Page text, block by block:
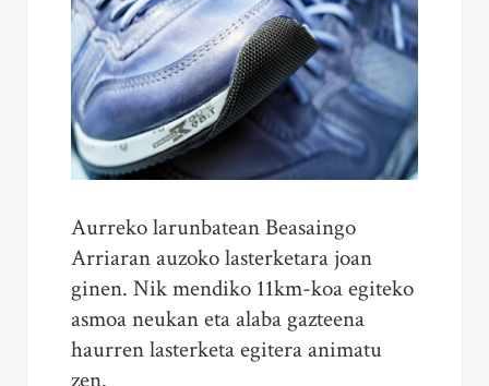
Aurreko larunbatean Beasaingo
Arriaran auzoko lasterketara joan
ginen. Nik mendiko 11km-koa egiteko
asmoa neukan eta alaba gazteena
haurren lasterketa egitera animatu
zen.